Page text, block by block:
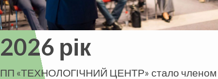
2026 рік
ПП «ТЕХНОЛОГІЧНИЙ ЦЕНТР» стало членом